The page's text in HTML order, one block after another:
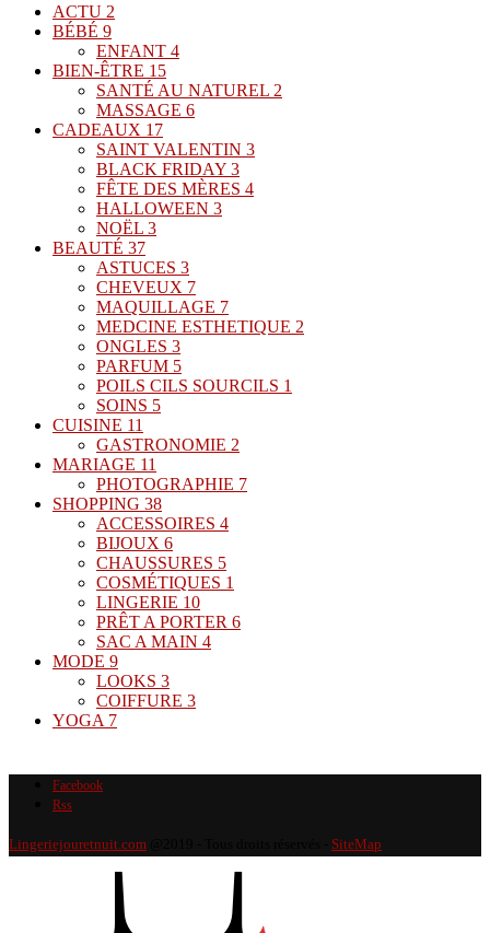
ACTU 2
BÉBÉ 9
ENFANT 4
BIEN-ÊTRE 15
SANTÉ AU NATUREL 2
MASSAGE 6
CADEAUX 17
SAINT VALENTIN 3
BLACK FRIDAY 3
FÊTE DES MÈRES 4
HALLOWEEN 3
NOËL 3
BEAUTÉ 37
ASTUCES 3
CHEVEUX 7
MAQUILLAGE 7
MEDCINE ESTHETIQUE 2
ONGLES 3
PARFUM 5
POILS CILS SOURCILS 1
SOINS 5
CUISINE 11
GASTRONOMIE 2
MARIAGE 11
PHOTOGRAPHIE 7
SHOPPING 38
ACCESSOIRES 4
BIJOUX 6
CHAUSSURES 5
COSMÉTIQUES 1
LINGERIE 10
PRÊT A PORTER 6
SAC A MAIN 4
MODE 9
LOOKS 3
COIFFURE 3
YOGA 7
Facebook
Rss
Lingeriejouretnuit.com SiteMap